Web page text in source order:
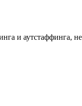
и